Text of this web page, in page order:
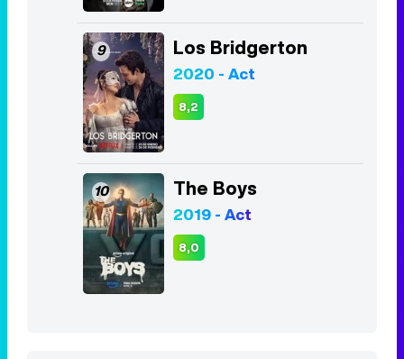
9 Los Bridgerton
2020 - Act
8,2
10 The Boys
2019 - Act
8,0